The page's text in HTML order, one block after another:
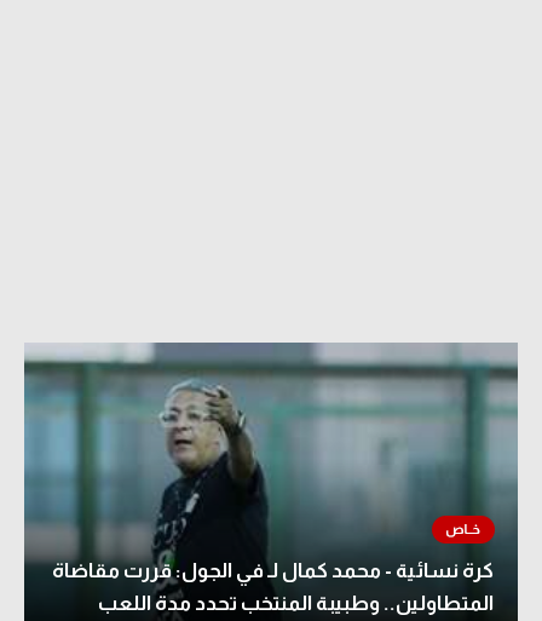
كرة نسائية - محمد كمال لـ في الجول: قررت مقاضاة
المتطاولين.. وطبيبة المنتخب تحدد مدة اللعب